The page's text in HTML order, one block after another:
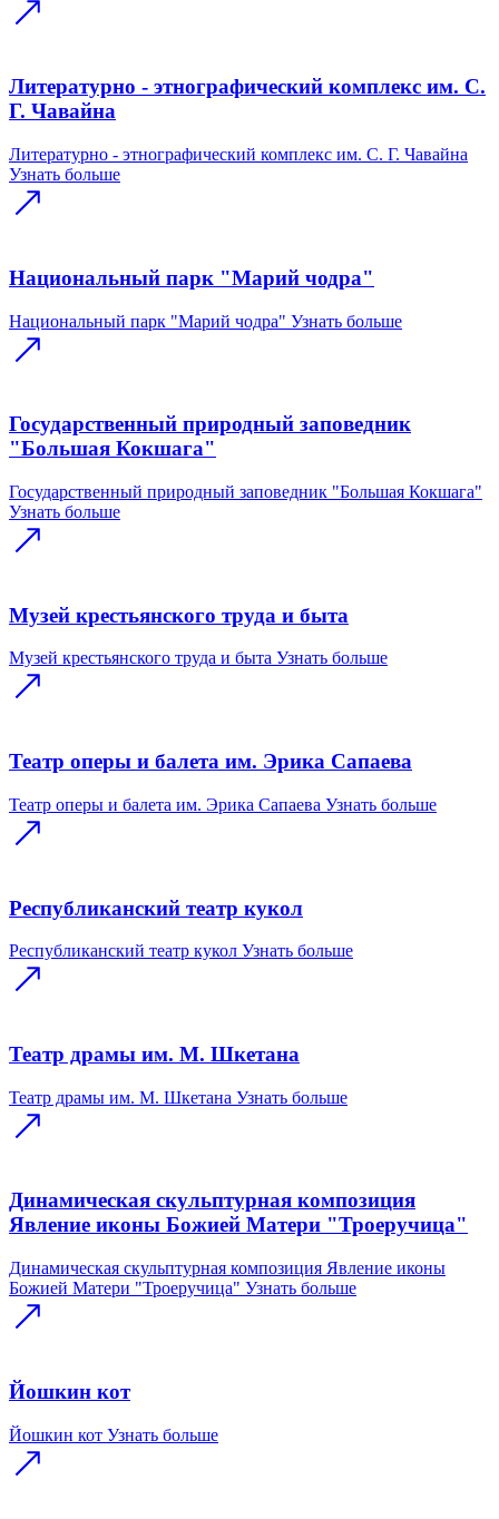
Литературно - этнографический комплекс им. С.
Г. Чавайна
Литературно - этнографический комплекс им. С. Г. Чавайна
Узнать больше
Национальный парк "Марий чодра"
Национальный парк "Марий чодра" Узнать больше
Государственный природный заповедник
"Большая Кокшага"
Государственный природный заповедник "Большая Кокшага"
Узнать больше
Музей крестьянского труда и быта
Музей крестьянского труда и быта Узнать больше
Театр оперы и балета им. Эрика Сапаева
Театр оперы и балета им. Эрика Сапаева Узнать больше
Республиканский театр кукол
Республиканский театр кукол Узнать больше
Театр драмы им. М. Шкетана
Театр драмы им. М. Шкетана Узнать больше
Динамическая скульптурная композиция
Явление иконы Божией Матери "Троеручица"
Динамическая скульптурная композиция Явление иконы
Божией Матери "Троеручица" Узнать больше
Йошкин кот
Йошкин кот Узнать больше